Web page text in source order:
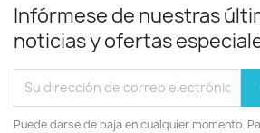
Infórmese de nuestras
noticias y ofertas
Puede darse de baja en cualquier momento.